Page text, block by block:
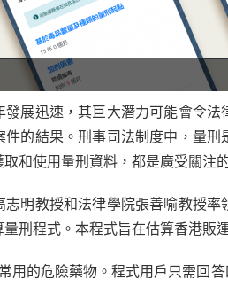
發展迅速，其巨大潛力可能會令
件的結果。刑事司法制度中，量
和使用量刑資料，都是廣受關注
明教授和法律學院張善喻教授
刑程式。本程式旨在估算香港販
用的危險藥物。程式用戶只需回